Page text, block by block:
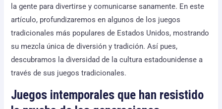
la gente para divertirse y comunicarse sanamente. En este
artículo, profundizaremos en algunos de los juegos
tradicionales más populares de Estados Unidos, mostrando
su mezcla única de diversión y tradición. Así pues,
descubramos la diversidad de la cultura estadounidense a
través de sus juegos tradicionales.
Juegos intemporales que han resistido